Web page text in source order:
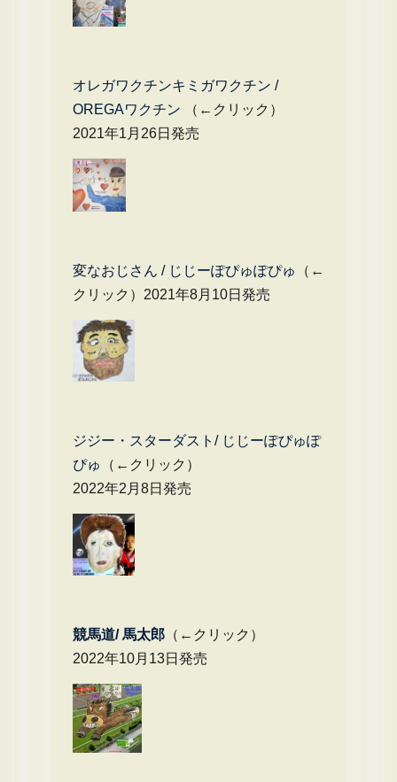
オレガワクチンキミガワクチン /
OREGAワクチン （←クリック）
2021年1月26日発売
変なおじさん / じじーぽぴゅぽぴゅ
（←
クリック）2021年8月10日発売
ジジー・スターダスト/ じじーぽぴゅぽ
ぴゅ
（←クリック）
2022年2月8日発売
競馬道/ 馬太郎（←クリック）
2022年10月13日発売